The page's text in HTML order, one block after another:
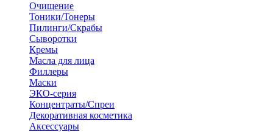
Очищение
Тоники/Тонеры
Пилинги/Скрабы
Сыворотки
Кремы
Масла для лица
Филлеры
Маски
ЭКО-серия
Концентраты/Спреи
Декоративная косметика
Аксессуары